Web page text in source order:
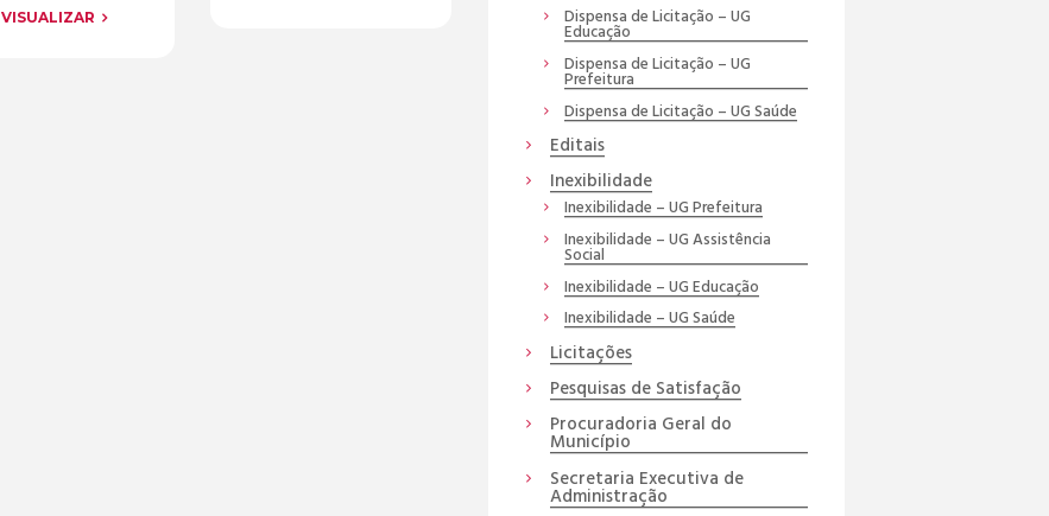
VISUALIZAR
Dispensa de Licitação – UG
Educação
Dispensa de Licitação – UG
Prefeitura
Dispensa de Licitação – UG Saúde
Editais
Inexibilidade
Inexibilidade – UG Prefeitura
Inexibilidade – UG Assistência
Social
Inexibilidade – UG Educação
Inexibilidade – UG Saúde
Licitações
Pesquisas de Satisfação
Procuradoria Geral do
Município
Secretaria Executiva de
Administração